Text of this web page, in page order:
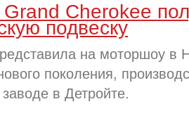
Cherokee
подвеску
на моторшоу в
поколения,
в Детройте.